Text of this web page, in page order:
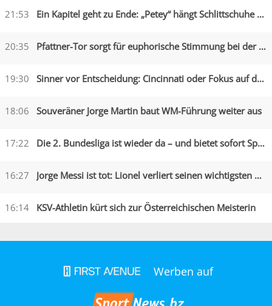
21:53 Ein Kapitel geht zu Ende: „Petey“ hängt Schlittschuhe an den Nagel
20:35 Pfattner-Tor sorgt für euphorische Stimmung bei der Austria
19:30 Sinner vor Entscheidung: Cincinnati oder Fokus auf die US Open?
18:06 Souveräner Jorge Martin baut WM-Führung weiter aus
17:22 Die 2. Bundesliga ist wieder da – und bietet sofort Spektakel
16:27 Jorge Messi ist tot: Lionel verliert seinen wichtigsten Begleiter
16:14 KSV-Athletin kürt sich zur Österreichischen Meisterin
Werben auf